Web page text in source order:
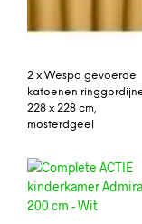
2 x Wespa gevoerde
katoenen
228 x 228 cm,
mosterdgeel